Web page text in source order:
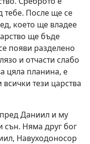
тебе. После ще се
което ще владее
ще бъде
появи разделено
и отчасти слабо
цяла планина, е
тези царства
Даниил и му
сън. Няма друг бог
Навуходоносор